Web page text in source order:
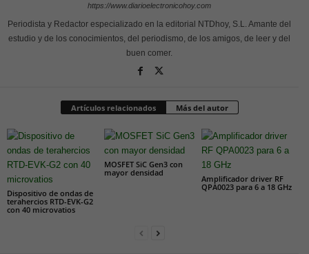
https://www.diarioelectronicohoy.com
Periodista y Redactor especializado en la editorial NTDhoy, S.L. Amante del
estudio y de los conocimientos, del periodismo, de los amigos, de leer y del
buen comer.
Artículos relacionados Más del autor
Dispositivo de ondas de
terahercios RTD-EVK-G2
con 40 microvatios
MOSFET SiC Gen3 con
mayor densidad
Amplificador driver RF
QPA0023 para 6 a 18 GHz